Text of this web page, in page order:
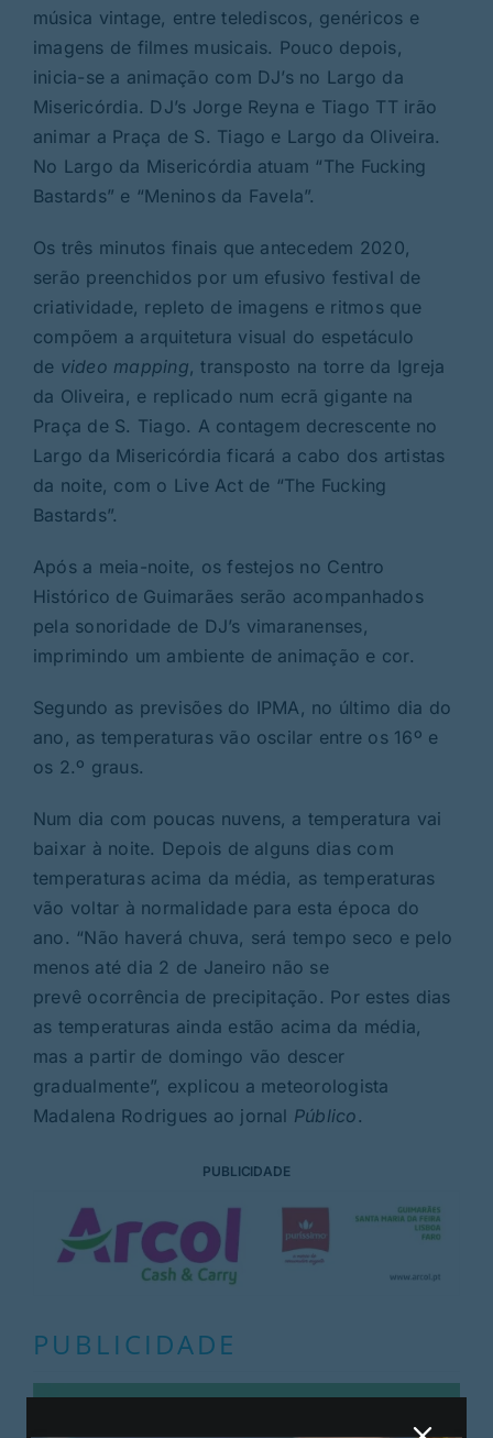
música vintage, entre telediscos, genéricos e
imagens de filmes musicais. Pouco depois,
inicia-se a animação com DJ’s no Largo da
Misericórdia. DJ’s Jorge Reyna e Tiago TT irão
animar a Praça de S. Tiago e Largo da Oliveira.
No Largo da Misericórdia atuam “The Fucking
Bastards” e “Meninos da Favela”.
Os três minutos finais que antecedem 2020,
serão preenchidos por um efusivo festival de
criatividade, repleto de imagens e ritmos que
compõem a arquitetura visual do espetáculo
de video mapping, transposto na torre da Igreja
da Oliveira, e replicado num ecrã gigante na
Praça de S. Tiago. A contagem decrescente no
Largo da Misericórdia ficará a cabo dos artistas
da noite, com o Live Act de “The Fucking
Bastards”.
Após a meia-noite, os festejos no Centro
Histórico de Guimarães serão acompanhados
pela sonoridade de DJ’s vimaranenses,
imprimindo um ambiente de animação e cor.
Segundo as previsões do IPMA, no último dia do
ano, as temperaturas vão oscilar entre os 16º e
os 2.º graus.
Num dia com poucas nuvens, a temperatura vai
baixar à noite. Depois de alguns dias com
temperaturas acima da média, as temperaturas
vão voltar à normalidade para esta época do
ano. “Não haverá chuva, será tempo seco e pelo
menos até dia 2 de Janeiro não se
prevê ocorrência de precipitação. Por estes dias
as temperaturas ainda estão acima da média,
mas a partir de domingo vão descer
gradualmente”, explicou a meteorologista
Madalena Rodrigues ao jornal Público.
PUBLICIDADE
PUBLICIDADE